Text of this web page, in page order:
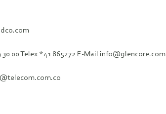
30 00 Telex *41 865272 E-Mail info@glencore.com